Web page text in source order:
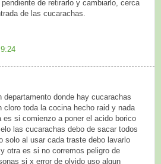
de retirarlo y cambiarlo, cerca
de las cucarachas.
departamento donde hay cucarachas
cloro toda la cocina hecho raid y nada
es si comienzo a poner el acido borico
las cucarachas debo de sacar todos
solo al usar cada traste debo lavarlo
otra es si no corremos peligro de
si x error de olvido uso algun